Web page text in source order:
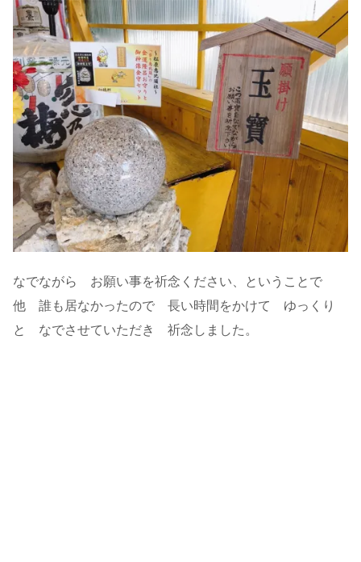
なでながら お願い事を祈念ください、ということで
他 誰も居なかったので 長い時間をかけて ゆっくり
と なでさせていただき 祈念しました。